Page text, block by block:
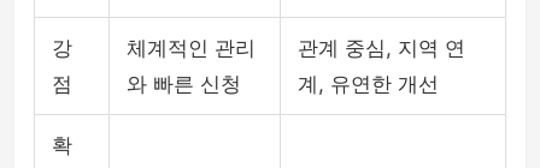
강
점
체계적인 관리
와 빠른 신청
관계 중심, 지역 연
계, 유연한 개선
확